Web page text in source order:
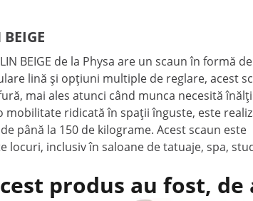
BEIGE de la Physa are un scaun în formă
lină și opțiuni multiple de reglare, acest
mai ales atunci când munca necesită
ridicată în spații înguste, este
până la 150 de kilograme. Acest scaun este
inclusiv în saloane de tatuaje, spa,
produs au fost,